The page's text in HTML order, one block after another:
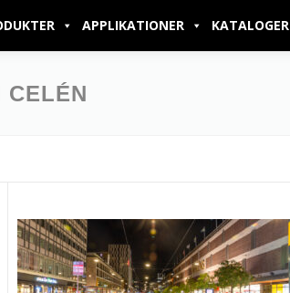
APPLIKATIONER KATALOGER
CELÉN